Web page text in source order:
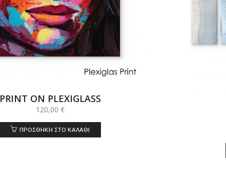
PRINT ON PLEXIGLASS
120,00 €
ΠΡΟΣΘΉΚΗ ΣΤΟ ΚΑΛΆΘΙ